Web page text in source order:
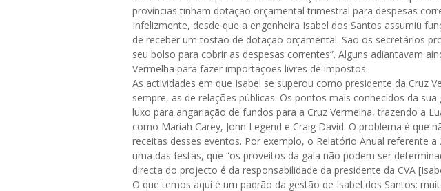
províncias tinham dotação orçamental trimestral para despesas
Infelizmente, desde que a engenheira Isabel dos Santos assumiu
de receber um tostão de dotação orçamental. São os secretários
seu bolso para cobrir as despesas correntes”. Alguns adiantavam
Vermelha para fazer importações livres de impostos.
As actividades em que Isabel se superou como presidente da Cruz
sempre, as de relações públicas. Os pontos mais conhecidos da
luxo para angariação de fundos para a Cruz Vermelha, trazendo a
como Mariah Carey, John Legend e Craig David. O problema é que
receitas desses eventos. Por exemplo, o Relatório Anual referente a
uma das festas, que “os proveitos da gala não podem ser
directa do projecto é da responsabilidade da presidente da CVA
O que temos aqui é um padrão da gestão de Isabel dos Santos: